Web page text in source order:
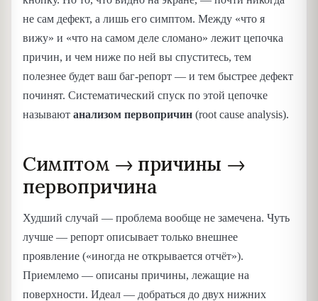
не сам дефект, а лишь его симптом. Между «что я
вижу» и «что на самом деле сломано» лежит цепочка
причин, и чем ниже по ней вы спуститесь, тем
полезнее будет ваш баг-репорт — и тем быстрее дефект
починят. Систематический спуск по этой цепочке
называют анализом первопричин (root cause analysis).
Симптом → причины →
первопричина
Худший случай — проблема вообще не замечена. Чуть
лучше — репорт описывает только внешнее
проявление («иногда не открывается отчёт»).
Приемлемо — описаны причины, лежащие на
поверхности. Идеал — добраться до двух нижних